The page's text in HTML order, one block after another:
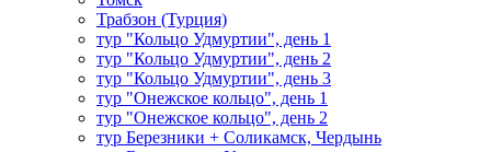
Трабзон (Турция)
тур "Кольцо Удмуртии", день 1
тур "Кольцо Удмуртии", день 2
тур "Кольцо Удмуртии", день 3
тур "Онежское кольцо", день 1
тур "Онежское кольцо", день 2
тур Березники + Соликамск, Чердынь